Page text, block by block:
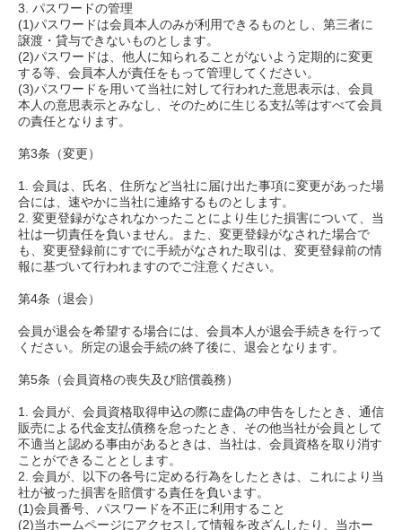
3. パスワードの管理
(1)パスワードは会員本人のみが利用できるものとし、第三者に
譲渡・貸与できないものとします。
(2)パスワードは、他人に知られることがないよう定期的に変更
する等、会員本人が責任をもって管理してください。
(3)パスワードを用いて当社に対して行われた意思表示は、会員
本人の意思表示とみなし、そのために生じる支払等はすべて会員
の責任となります。
第3条（変更）
1. 会員は、氏名、住所など当社に届け出た事項に変更があった場
合には、速やかに当社に連絡するものとします。
2. 変更登録がなされなかったことにより生じた損害について、当
社は一切責任を負いません。また、変更登録がなされた場合で
も、変更登録前にすでに手続がなされた取引は、変更登録前の情
報に基づいて行われますのでご注意ください。
第4条（退会）
会員が退会を希望する場合には、会員本人が退会手続きを行って
ください。所定の退会手続の終了後に、退会となります。
第5条（会員資格の喪失及び賠償義務）
1. 会員が、会員資格取得申込の際に虚偽の申告をしたとき、通信
販売による代金支払債務を怠ったとき、その他当社が会員として
不適当と認める事由があるときは、当社は、会員資格を取り消す
ことができることとします。
2. 会員が、以下の各号に定める行為をしたときは、これにより当
社が被った損害を賠償する責任を負います。
(1)会員番号、パスワードを不正に利用すること
(2)当ホームページにアクセスして情報を改ざんしたり、当ホー